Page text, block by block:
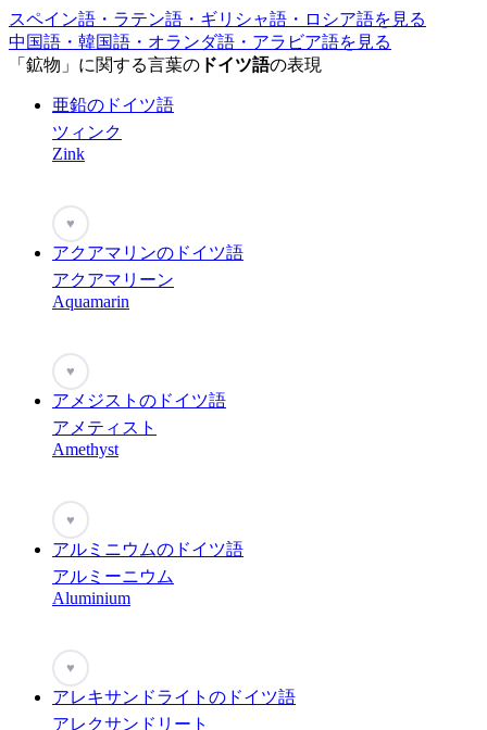
スペイン語・ラテン語・ギリシャ語・ロシア語を見る
中国語・韓国語・オランダ語・アラビア語を見る
「鉱物」に関する言葉の ドイツ語の表現
亜鉛のドイツ語
ツィンク
Zink
♥
アクアマリンのドイツ語
アクアマリーン
Aquamarin
♥
アメジストのドイツ語
アメティスト
Amethyst
♥
アルミニウムのドイツ語
アルミーニウム
Aluminium
♥
アレキサンドライトのドイツ語
アレクサンドリート